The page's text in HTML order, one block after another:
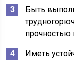
Быть
прочностью
Иметь